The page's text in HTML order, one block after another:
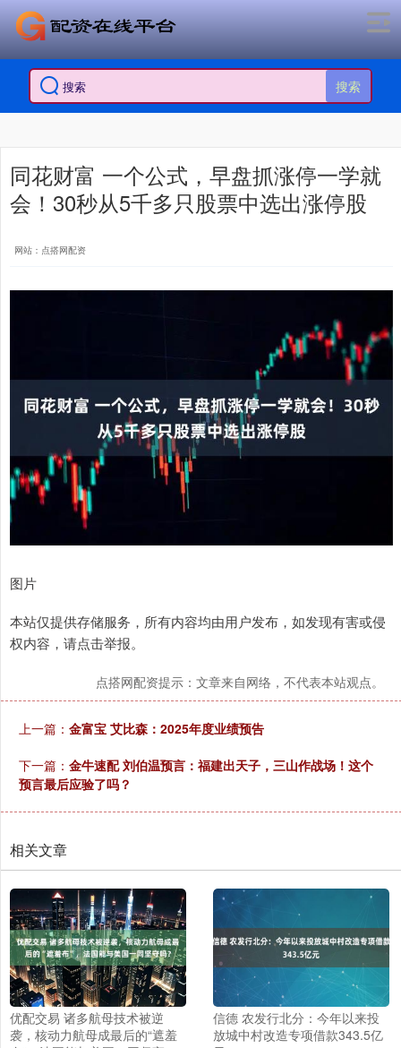
搜索
同花财富 一个公式，早盘抓涨停一学就
会！30秒从5千多只股票中选出涨停股
网站：点搭网配资
图片
本站仅提供存储服务，所有内容均由用户发布，如发现有害或侵
权内容，请点击举报。
点搭网配资提示：文章来自网络，不代表本站观点。
上一篇： 金富宝 艾比森：2025年度业绩预告
下一篇： 金牛速配 刘伯温预言：福建出天子，三山作战场！这个
预言最后应验了吗？
相关文章
优配交易 诸多航母技术被逆
袭，核动力航母成最后的“遮羞
信德 农发行北分：今年以来投
放城中村改造专项借款343.5亿